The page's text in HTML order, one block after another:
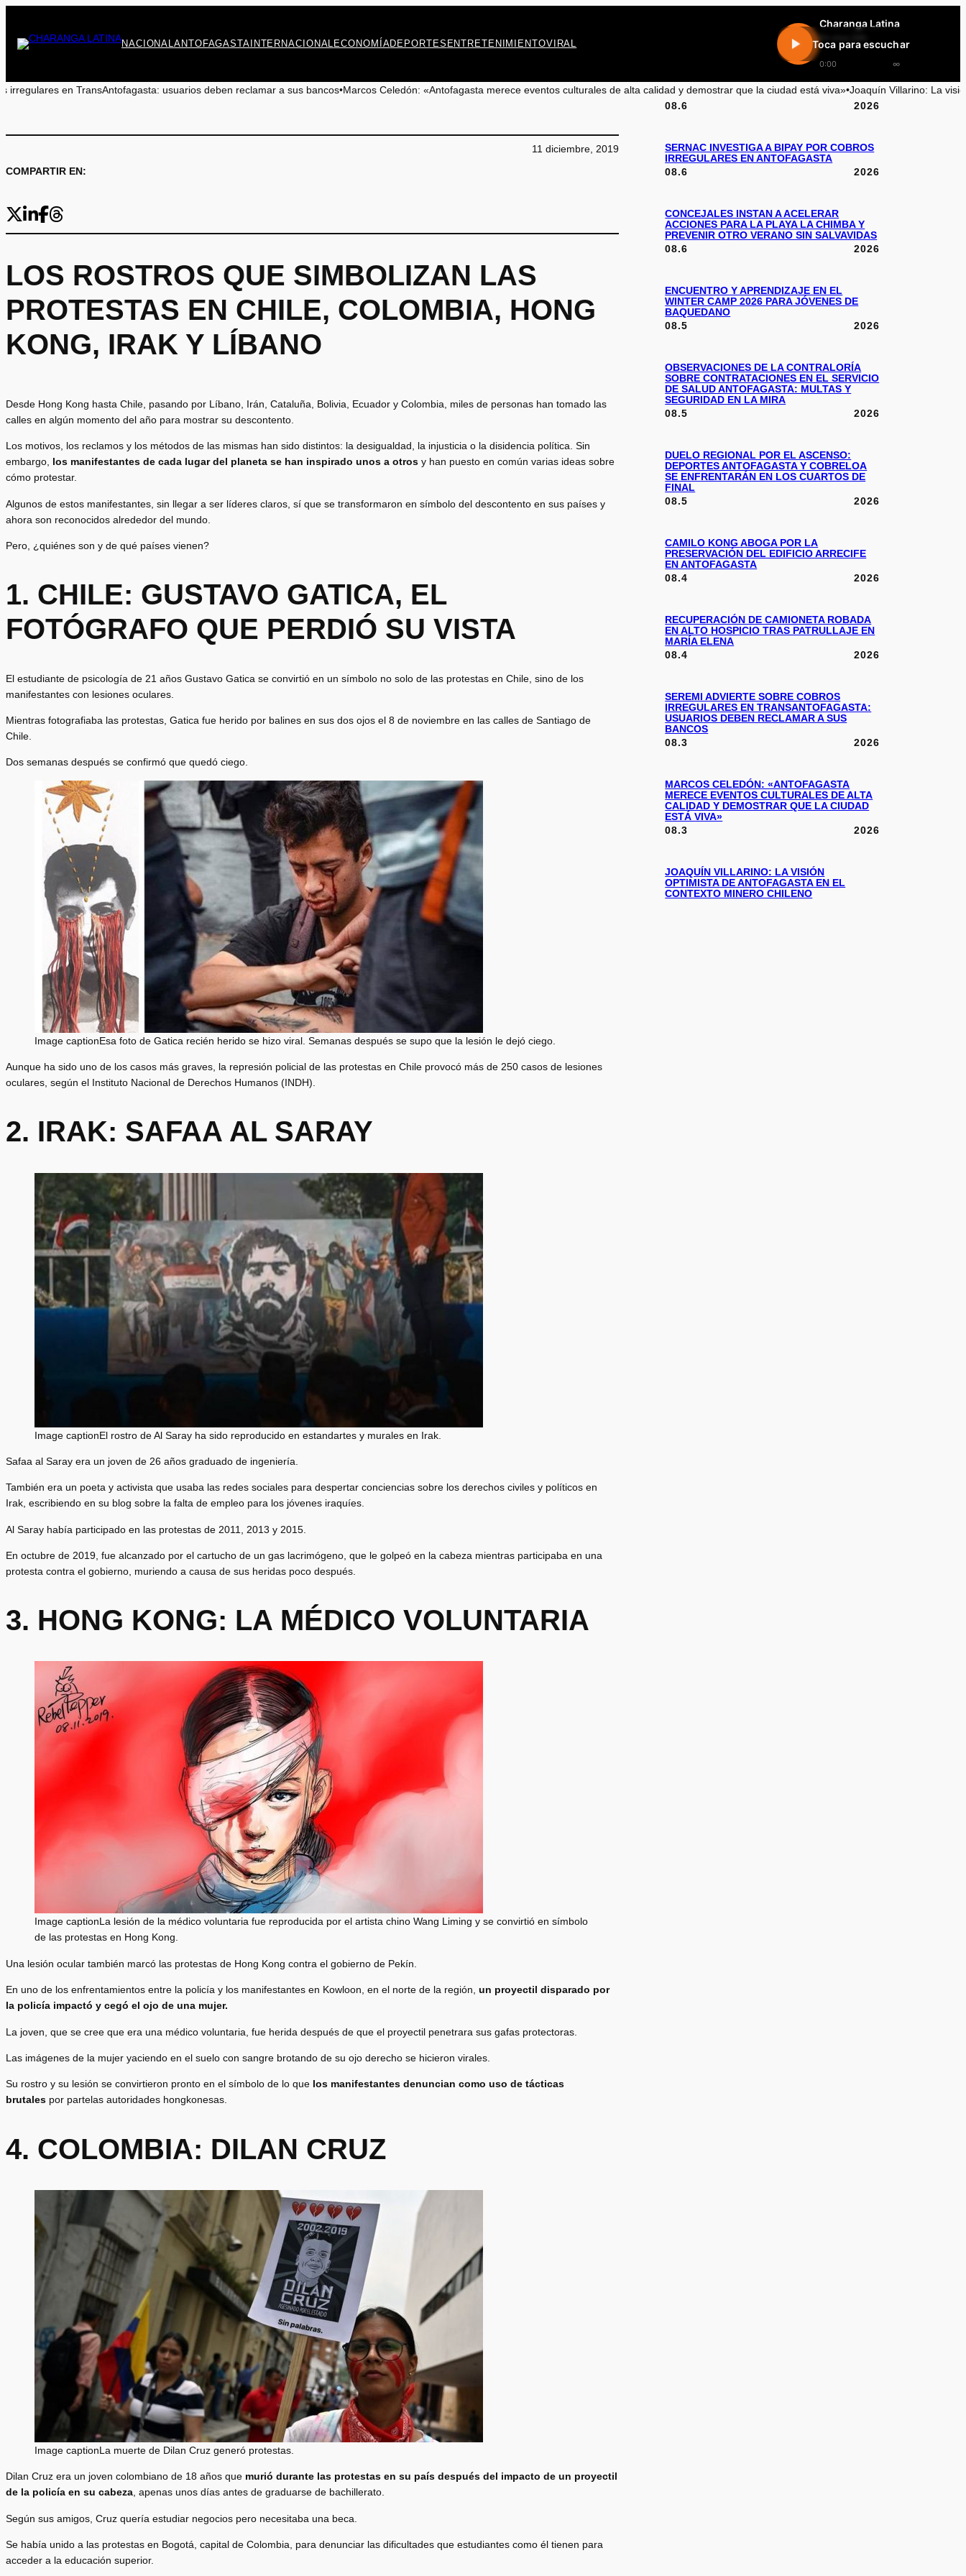
contenido
NACIONALANTOFAGASTA INTERNACIONAL ECONOMÍADEPORTES ENTRETENIMIENTOVIRAL
Charanga Latina
En vivo 24h
0:00 ∞
Toca para escuchar
deben reclamar a sus bancos•Marcos Celedón: «Antofagasta merece eventos culturales de alta calidad y demostrar que la ciudad está viva»•Joaquín Villarino: La visión optimista de Antofagasta en el
COMPARTIR EN:
11 diciembre, 2019
LOS ROSTROS QUE SIMBOLIZAN LAS
PROTESTAS EN CHILE, COLOMBIA, HONG
KONG, IRAK Y LÍBANO
Desde Hong Kong hasta Chile, pasando por Líbano, Irán, Cataluña, Bolivia, Ecuador y Colombia, miles de personas han tomado las
calles en algún momento del año para mostrar su descontento.
Los motivos, los reclamos y los métodos de las mismas han sido distintos: la desigualdad, la injusticia o la disidencia política. Sin
embargo, los manifestantes de cada lugar del planeta se han inspirado unos a otros y han puesto en común varias ideas sobre
cómo protestar.
Algunos de estos manifestantes, sin llegar a ser líderes claros, sí que se transformaron en símbolo del descontento en sus países y
ahora son reconocidos alrededor del mundo.
Pero, ¿quiénes son y de qué países vienen?
1. CHILE: GUSTAVO GATICA, EL
FOTÓGRAFO QUE PERDIÓ SU VISTA
El estudiante de psicología de 21 años Gustavo Gatica se convirtió en un símbolo no solo de las protestas en Chile, sino de los
manifestantes con lesiones oculares.
Mientras fotografiaba las protestas, Gatica fue herido por balines en sus dos ojos el 8 de noviembre en las calles de Santiago de
Chile.
Dos semanas después se confirmó que quedó ciego.
Image captionEsa foto de Gatica recién herido se hizo viral. Semanas después se supo que la lesión le dejó ciego.
Aunque ha sido uno de los casos más graves, la represión policial de las protestas en Chile provocó más de 250 casos de lesiones
oculares, según el Instituto Nacional de Derechos Humanos (INDH).
2. IRAK: SAFAA AL SARAY
Image captionEl rostro de Al Saray ha sido reproducido en estandartes y murales en Irak.
Safaa al Saray era un joven de 26 años graduado de ingeniería.
También era un poeta y activista que usaba las redes sociales para despertar conciencias sobre los derechos civiles y políticos en
Irak, escribiendo en su blog sobre la falta de empleo para los jóvenes iraquíes.
Al Saray había participado en las protestas de 2011, 2013 y 2015.
En octubre de 2019, fue alcanzado por el cartucho de un gas lacrimógeno, que le golpeó en la cabeza mientras participaba en una
protesta contra el gobierno, muriendo a causa de sus heridas poco después.
3. HONG KONG: LA MÉDICO VOLUNTARIA
Image captionLa lesión de la médico voluntaria fue reproducida por el artista chino Wang Liming y se convirtió en símbolo
de las protestas en Hong Kong.
Una lesión ocular también marcó las protestas de Hong Kong contra el gobierno de Pekín.
En uno de los enfrentamientos entre la policía y los manifestantes en Kowloon, en el norte de la región, un proyectil disparado por
la policía impactó y cegó el ojo de una mujer.
La joven, que se cree que era una médico voluntaria, fue herida después de que el proyectil penetrara sus gafas protectoras.
Las imágenes de la mujer yaciendo en el suelo con sangre brotando de su ojo derecho se hicieron virales.
Su rostro y su lesión se convirtieron pronto en el símbolo de lo que los manifestantes denuncian como uso de tácticas
brutales por partelas autoridades hongkonesas.
4. COLOMBIA: DILAN CRUZ
Image captionLa muerte de Dilan Cruz generó protestas.
Dilan Cruz era un joven colombiano de 18 años que murió durante las protestas en su país después del impacto de un proyectil
de la policía en su cabeza , apenas unos días antes de graduarse de bachillerato.
Según sus amigos, Cruz quería estudiar negocios pero necesitaba una beca.
Se había unido a las protestas en Bogotá, capital de Colombia, para denunciar las dificultades que estudiantes como él tienen para
acceder a la educación superior.
08.6 2026
SERNAC INVESTIGA A BIPAY POR COBROS
IRREGULARES EN ANTOFAGASTA
08.6
2026
CONCEJALES INSTAN A ACELERAR
ACCIONES PARA LA PLAYA LA CHIMBA Y
PREVENIR OTRO VERANO SIN SALVAVIDAS
08.6
2026
ENCUENTRO Y APRENDIZAJE EN EL
WINTER CAMP 2026 PARA JÓVENES DE
BAQUEDANO
08.5
2026
OBSERVACIONES DE LA CONTRALORÍA
SOBRE CONTRATACIONES EN EL SERVICIO
DE SALUD ANTOFAGASTA: MULTAS Y
SEGURIDAD EN LA MIRA
08.5
2026
DUELO REGIONAL POR EL ASCENSO:
DEPORTES ANTOFAGASTA Y COBRELOA
SE ENFRENTARÁN EN LOS CUARTOS DE
FINAL
08.5
2026
CAMILO KONG ABOGA POR LA
PRESERVACIÓN DEL EDIFICIO ARRECIFE
EN ANTOFAGASTA
08.4
2026
RECUPERACIÓN DE CAMIONETA ROBADA
EN ALTO HOSPICIO TRAS PATRULLAJE EN
MARÍA ELENA
08.4
2026
SEREMI ADVIERTE SOBRE COBROS
IRREGULARES EN TRANSANTOFAGASTA:
USUARIOS DEBEN RECLAMAR A SUS
BANCOS
08.3
2026
MARCOS CELEDÓN: «ANTOFAGASTA
MERECE EVENTOS CULTURALES DE ALTA
CALIDAD Y DEMOSTRAR QUE LA CIUDAD
ESTÁ VIVA»
08.3
2026
JOAQUÍN VILLARINO: LA VISIÓN
OPTIMISTA DE ANTOFAGASTA EN EL
CONTEXTO MINERO CHILENO